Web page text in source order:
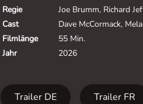
Regie
Joe Brumm, Richard
Cast
Dave McCormack,
Filmlänge
55 Min.
Jahr
2026
Trailer DE Trailer FR